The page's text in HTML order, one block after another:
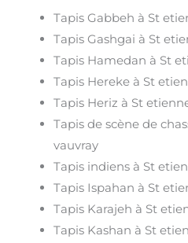
Tapis Gabbeh à St
Tapis Gashgai à St
Tapis Hamedan à St
Tapis Hereke à St
Tapis Heriz à St
Tapis de scène de
vauvray
Tapis indiens à St
Tapis Ispahan à St
Tapis Karajeh à St
Tapis Kashan à St